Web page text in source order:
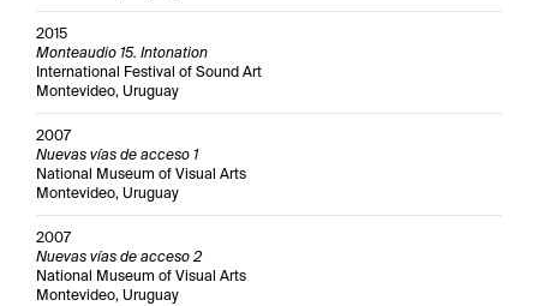
2015
Monteaudio 15. Intonation
International Festival of Sound Art
Montevideo, Uruguay
2007
Nuevas vías de acceso 1
National Museum of Visual Arts
Montevideo, Uruguay
2007
Nuevas vías de acceso 2
National Museum of Visual Arts
Montevideo, Uruguay